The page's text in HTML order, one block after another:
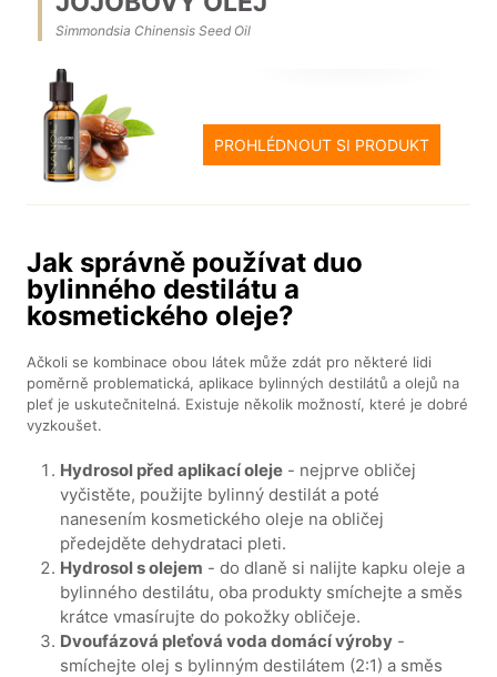
Simmondsia Chinensis Seed Oil
PROHLÉDNOUT SI PRODUKT
Jak správně používat duo
bylinného destilátu a
kosmetického oleje?
Ačkoli se kombinace obou látek může zdát pro některé lidi
poměrně problematická, aplikace bylinných destilátů a olejů na
pleť je uskutečnitelná. Existuje několik možností, které je dobré
vyzkoušet.
Hydrosol před aplikací oleje - nejprve obličej
vyčistěte, použijte bylinný destilát a poté
nanesením kosmetického oleje na obličej
předejděte dehydrataci pleti.
Hydrosol s olejem - do dlaně si nalijte kapku oleje a
bylinného destilátu, oba produkty smíchejte a směs
krátce vmasírujte do pokožky obličeje.
Dvoufázová pleťová voda domácí výroby -
smíchejte olej s bylinným destilátem (2:1) a směs